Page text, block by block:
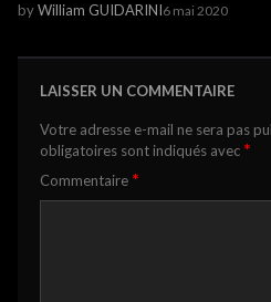
byWilliam GUIDARINI6 mai 2020
LAISSER UN COMMENTAIRE
Votre adresse e-mail ne sera pas
obligatoires sont indiqués avec *
Commentaire *